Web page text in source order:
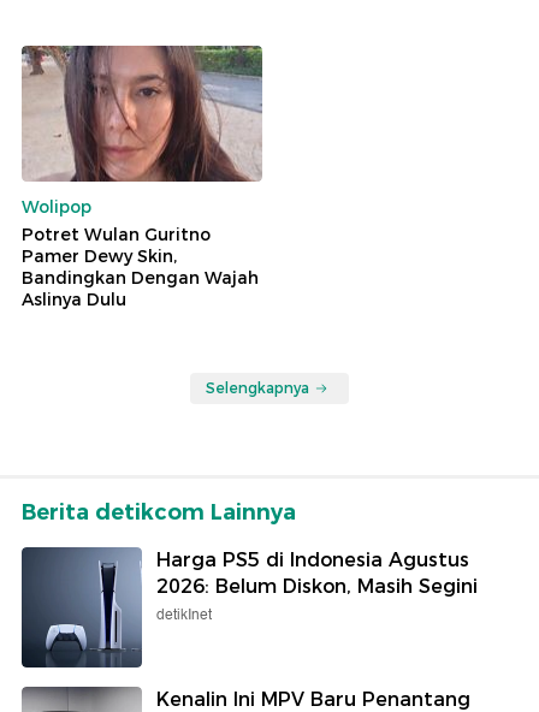
Wolipop
Potret Wulan Guritno
Pamer Dewy Skin,
Bandingkan Dengan Wajah
Aslinya Dulu
Selengkapnya
Berita detikcom Lainnya
Harga PS5 di Indonesia Agustus
2026: Belum Diskon, Masih Segini
detikInet
Kenalin Ini MPV Baru Penantang